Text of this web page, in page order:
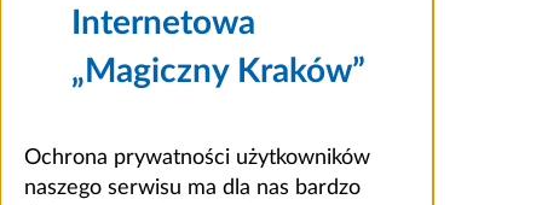
Internetowa
„Magiczny Kraków”
Ochrona prywatności użytkowników
naszego serwisu ma dla nas bardzo